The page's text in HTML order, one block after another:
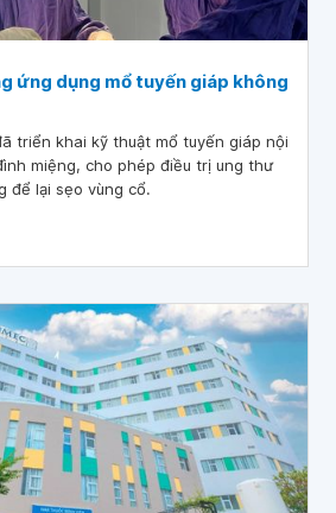
ứng dụng mổ tuyến giáp không
triển khai kỹ thuật mổ tuyến giáp nội
miệng, cho phép điều trị ung thư
để lại sẹo vùng cổ.